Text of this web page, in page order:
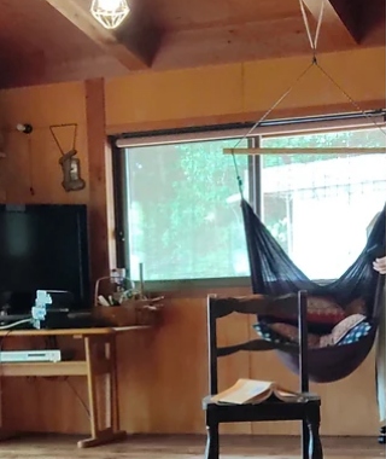
するらしい。美味しいんだろうなあ、飛騨の山間
で収穫...